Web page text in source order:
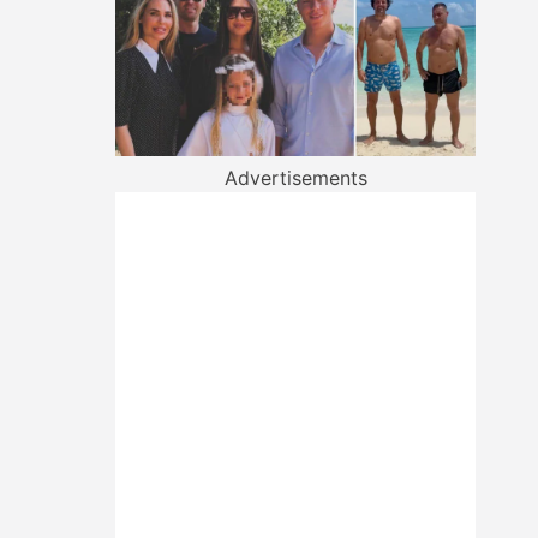
Advertisements